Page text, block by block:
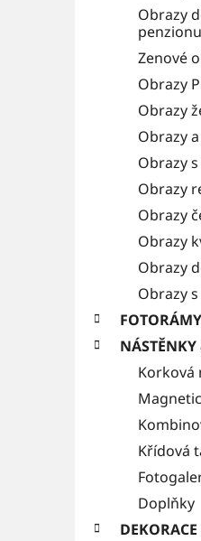
Obrazy
penzionu
Zenové
Obrazy
Obrazy
Obrazy
Obrazy
Obrazy
Obrazy
Obrazy
Obrazy
Obrazy
FOTORÁMY
Korková
Křídová
Doplňky
DEKORACE